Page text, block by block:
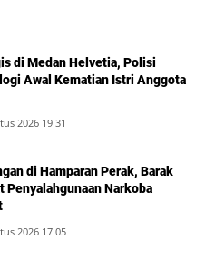
di Medan Helvetia, Polisi
Awal Kematian Istri Anggota
2026 19 31
di Hamparan Perak, Barak
Penyalahgunaan Narkoba
2026 17 05